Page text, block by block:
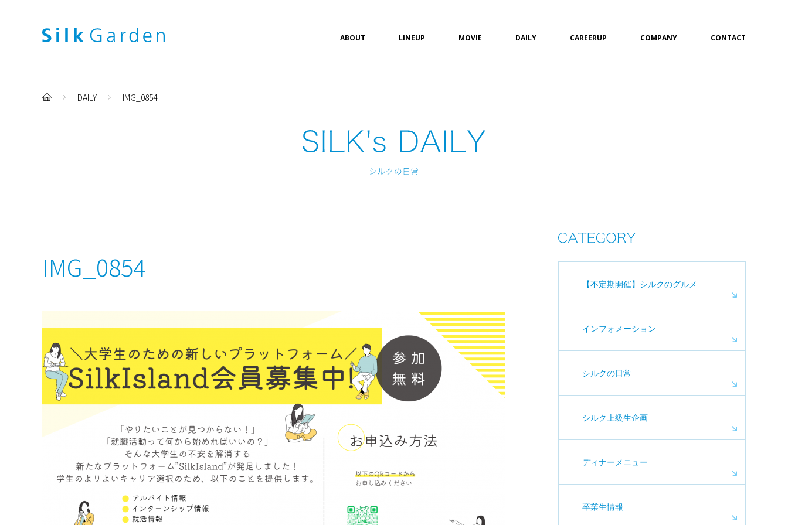
ABOUT LINEUP MOVIE DAILY CAREERUP COMPANY CONTACT
DAILY IMG_0854
IMG_0854
【不定期開催】シルクのグルメ
インフォメーション
シルクの日常
シルク上級生企画
ディナーメニュー
卒業生情報